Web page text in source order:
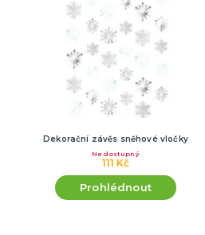
Dekorační závěs sněhové vločky
111 Kč
Nedostupný
Prohlédnout